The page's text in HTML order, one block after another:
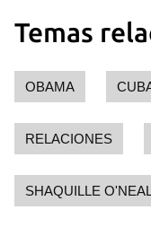
Temas
OBAMA
RELACIONES
SHAQUILLE